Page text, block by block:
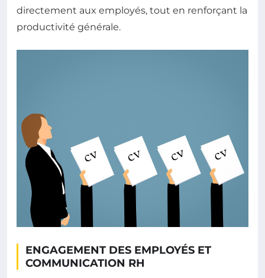
directement aux employés, tout en renforçant la
productivité générale.
ENGAGEMENT DES EMPLOYÉS ET
COMMUNICATION RH